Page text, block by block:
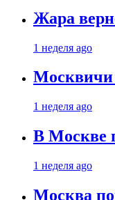
Жара
1 неделя ago
Москвичи
1 неделя ago
В Москве
1 неделя ago
Москва